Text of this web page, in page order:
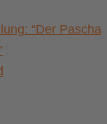
“Der Pascha